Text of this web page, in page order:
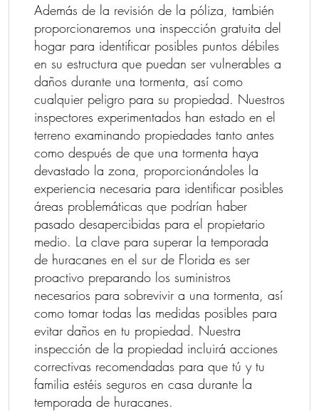
Además de la revisión de la póliza, también
proporcionaremos una inspección gratuita del
hogar para identificar posibles puntos débiles
en su estructura que puedan ser vulnerables a
daños durante una tormenta, así como
cualquier peligro para su propiedad. Nuestros
inspectores experimentados han estado en el
terreno examinando propiedades tanto antes
como después de que una tormenta haya
devastado la zona, proporcionándoles la
experiencia necesaria para identificar posibles
áreas problemáticas que podrían haber
pasado desapercibidas para el propietario
medio. La clave para superar la temporada
de huracanes en el sur de Florida es ser
proactivo preparando los suministros
necesarios para sobrevivir a una tormenta, así
como tomar todas las medidas posibles para
evitar daños en tu propiedad. Nuestra
inspección de la propiedad incluirá acciones
correctivas recomendadas para que tú y tu
familia estéis seguros en casa durante la
temporada de huracanes.